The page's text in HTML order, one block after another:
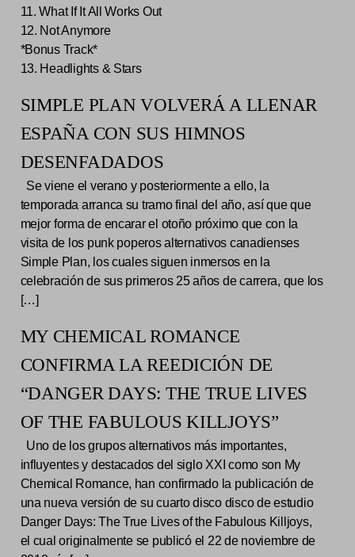
11. What If It All Works Out
12. Not Anymore
*Bonus Track*
13. Headlights & Stars
SIMPLE PLAN VOLVERÁ A LLENAR
ESPAÑA CON SUS HIMNOS
DESENFADADOS
Se viene el verano y posteriormente a ello, la
temporada arranca su tramo final del año, así que que
mejor forma de encarar el otoño próximo que con la
visita de los punk poperos alternativos canadienses
Simple Plan, los cuales siguen inmersos en la
celebración de sus primeros 25 años de carrera, que los
[…]
MY CHEMICAL ROMANCE
CONFIRMA LA REEDICIÓN DE
“DANGER DAYS: THE TRUE LIVES
OF THE FABULOUS KILLJOYS”
Uno de los grupos alternativos más importantes,
influyentes y destacados del siglo XXI como son My
Chemical Romance, han confirmado la publicación de
una nueva versión de su cuarto disco disco de estudio
Danger Days: The True Lives of the Fabulous Killjoys,
el cual originalmente se publicó el 22 de noviembre de